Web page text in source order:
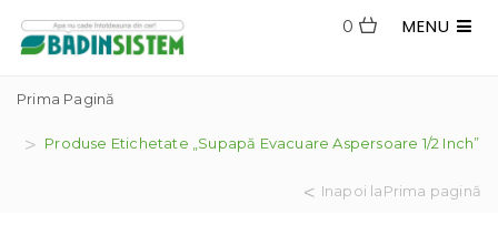
MENU
0
Prima Pagină
Produse Etichetate „supapă Evacuare Aspersoare 1/2 Inch”
Inapoi laPrima pagină